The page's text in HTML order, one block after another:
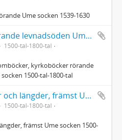
Ume socken 1539-1630
Kopior ur längder rörande levnadsöden Ume socken 1500-tal-1800-tal
1500-tal-1800-tal
kyrkoböcker rörande
1500-tal-1800-tal
Kopior ur domböcker och längder, främst Ume socken 1500-tal-1800-tal
1500-tal-1800-tal
främst Ume socken 1500-